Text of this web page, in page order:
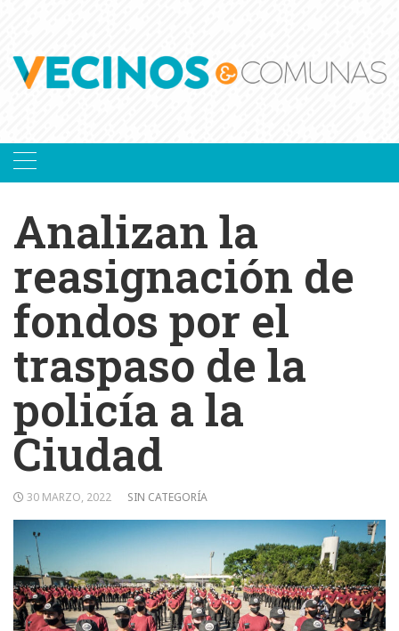
Analizan la
reasignación de
fondos por el
traspaso de la
policía a la
Ciudad
30 MARZO, 2022 SIN CATEGORÍA